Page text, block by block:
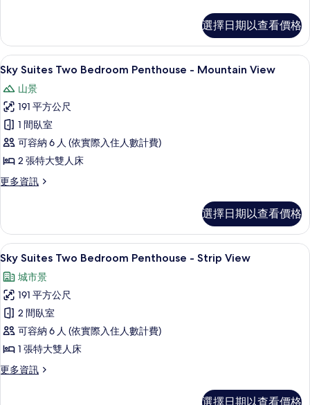
所
有
相
片
One
Bedroom
-
Mountain
View
的
詳
情
選擇日期以查看價格
顯
Sky
Suites
Two
Bedroom
Penthouse
-
的
所
有
相
片
迷你吧、客房內保險箱、書桌、遮光
6
Sky Suites Two Bedroom Penthouse - Mountain View
山景
191 平方公尺
1 間臥室
可容納 6 人 (依實際入住人數計費)
2 張特大雙人床
更多資訊
更
Two
Bedroom
Penthouse
Mountain
View
的
詳
情
選擇日期以查看價格
顯
示
Sky
Suites
Two
Bedroom
Penthouse
-
迷你吧、客房內保險箱、書桌、遮光
8
Sky Suites Two Bedroom Penthouse - Strip View
城市景
191 平方公尺
2 間臥室
可容納 6 人 (依實際入住人數計費)
1 張特大雙人床
更多資訊
更
選擇日期以查看價格